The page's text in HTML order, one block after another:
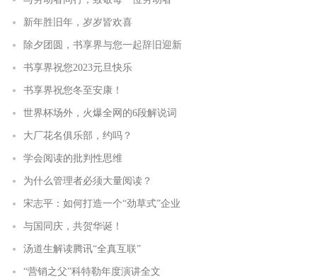
新年胜旧年，岁岁皆欢喜
除夕团圆，书享界与您一起辞旧迎新
书享界祝您2023元旦快乐
书享界祝您冬至安康！
世界杯场外，火爆全网的6段解说词
大厂花名俱乐部，约吗？
学会阅读的批判性思维
为什么管理者必须大量阅读？
宋志平：如何打造一个“劲草式”企业
与国同庆，共贺华诞！
汤道生解读腾讯“全真互联”
“营销之父”科特勒年度演讲全文